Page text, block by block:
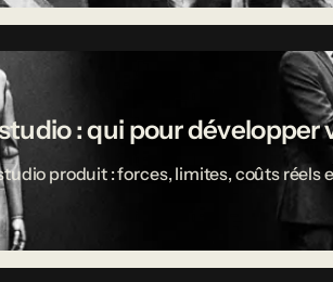
: qui pour développer
produit : forces, limites, coûts